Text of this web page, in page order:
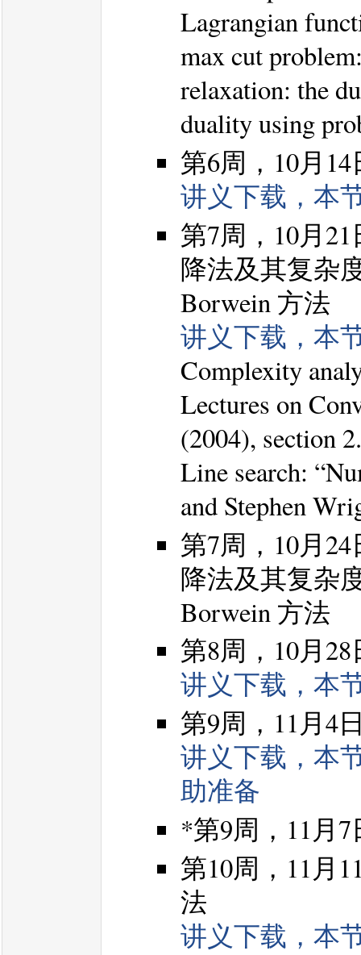
Lagrangian
max cut
relaxation: the
duality using
第6周，10月
讲义下载，本
第7周，10月
降法及其复杂
Borwein 方法
讲义下载，本
Complexity
Lectures on
(2004), section
Line search:
and Stephen
第7周，10月
降法及其复杂
Borwein 方法
第8周，10月
讲义下载，本
第9周，11月4
讲义下载，本
助准备
*第9周，11月
第10周，11月
法
讲义下载，本